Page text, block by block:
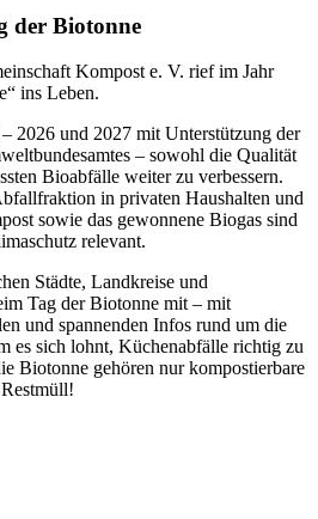
der Biotonne
Kompost e. V. rief im Jahr
ins Leben.
2026 und 2027 mit Unterstützung der
– sowohl die Qualität
Bioabfälle weiter zu verbessern.
in privaten Haushalten und
sowie das gewonnene Biogas sind
relevant.
Städte, Landkreise und
Tag der Biotonne mit – mit
und spannenden Infos rund um die
es sich lohnt, Küchenabfälle richtig zu
Biotonne gehören nur kompostierbare